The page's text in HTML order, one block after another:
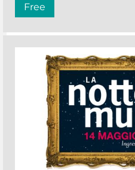
Free